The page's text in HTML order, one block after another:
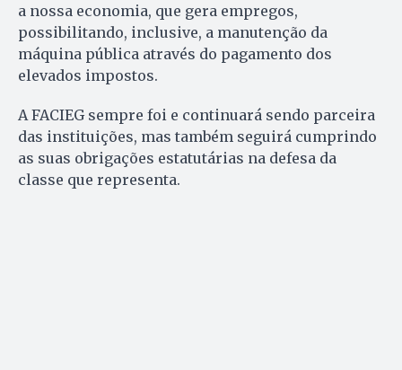
a nossa economia, que gera empregos,
possibilitando, inclusive, a manutenção da
máquina pública através do pagamento dos
elevados impostos.
A FACIEG sempre foi e continuará sendo parceira
das instituições, mas também seguirá cumprindo
as suas obrigações estatutárias na defesa da
classe que representa.